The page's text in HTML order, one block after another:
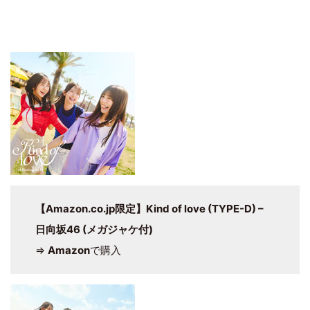
【Amazon.co.jp限定】Kind of love (TYPE-D) –
日向坂46 (メガジャケ付)
⇒ Amazonで購入